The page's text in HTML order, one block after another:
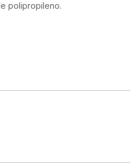
polipropileno.